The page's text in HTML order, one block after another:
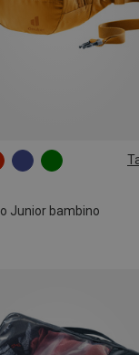
Junior bambino